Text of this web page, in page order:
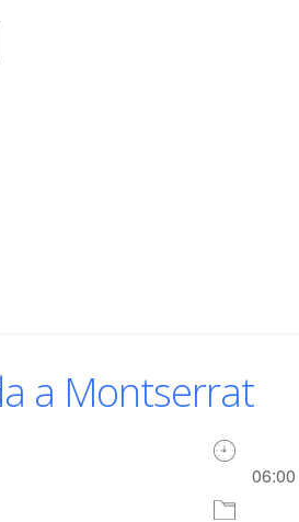
a Montserrat